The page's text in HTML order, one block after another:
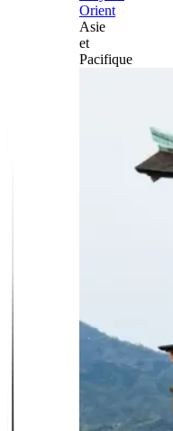
Orient
Asie
et
Pacifique